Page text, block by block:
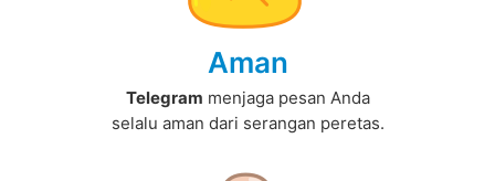
Aman
Telegram menjaga pesan Anda
selalu aman dari serangan peretas.